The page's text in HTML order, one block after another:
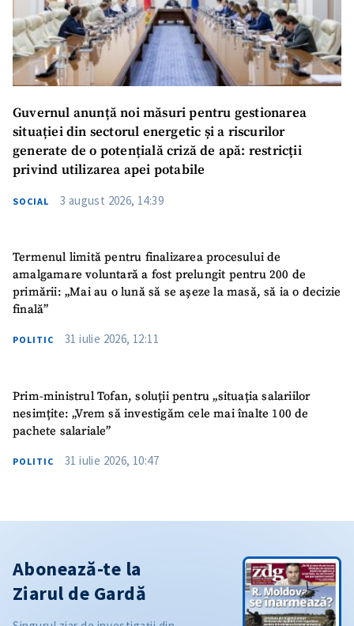
Guvernul anunță noi măsuri pentru gestionarea
situației din sectorul energetic și a riscurilor
generate de o potențială criză de apă: restricții
privind utilizarea apei potabile
SOCIAL 3 august 2026, 14:39
Termenul limită pentru finalizarea procesului de
amalgamare voluntară a fost prelungit pentru 200 de
primării: „Mai au o lună să se așeze la masă, să ia o decizie
finală”
POLITIC 31 iulie 2026, 12:11
Prim-ministrul Tofan, soluții pentru „situația salariilor
nesimțite: „Vrem să investigăm cele mai înalte 100 de
pachete salariale”
POLITIC 31 iulie 2026, 10:47
Abonează-te la
Ziarul de Gardă